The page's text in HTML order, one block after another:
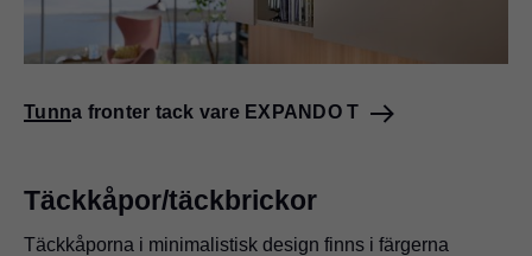
Tunna fronter tack vare EXPANDO T
Täckkåpor/täckbrickor
Täckkåporna i minimalistisk design finns i färgerna